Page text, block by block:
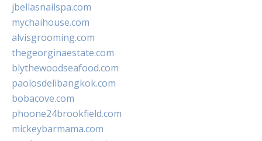
jbellasnailspa.com
mychaihouse.com
alvisgrooming.com
thegeorginaestate.com
blythewoodseafood.com
paolosdelibangkok.com
bobacove.com
phoone24brookfield.com
mickeybarmama.com